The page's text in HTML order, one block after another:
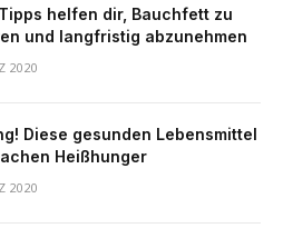
helfen dir, Bauchfett zu
und langfristig abzunehmen
2020
Diese gesunden Lebensmittel
Heißhunger
2020